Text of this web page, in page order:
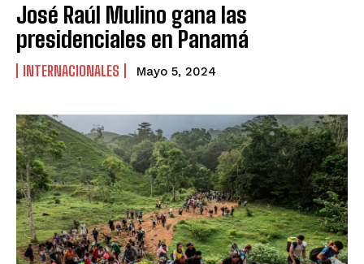
José Raúl Mulino gana las
presidenciales en Panamá
INTERNACIONALES Mayo 5, 2024